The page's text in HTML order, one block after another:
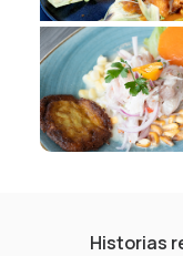
Historias